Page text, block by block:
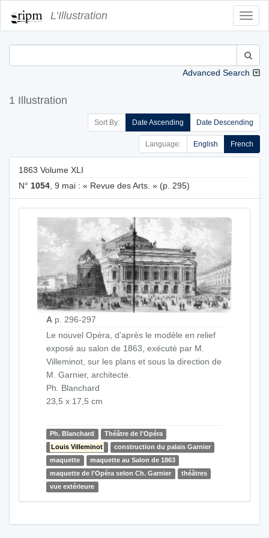
L’Illustration
Advanced Search
1 Illustration
Sort By: Date Ascending Date Descending
Language: English French
1863 Volume XLI
N° 1054 , 9 mai : « Revue des Arts. » (p. 295)
A p. 296-297
Le nouvel Opéra, d’après le modèle en relief
exposé au salon de 1863, exécuté par M.
Villeminot, sur les plans et sous la direction de
M. Garnier, architecte.
Ph. Blanchard
23,5 x 17,5 cm
Ph. Blanchard
Théâtre de l'Opéra
Louis Villeminot
construction du palais Garnier
maquette
maquette au Salon de 1863
maquette de l'Opéra selon Ch. Garnier
théâtres
vue extérieure